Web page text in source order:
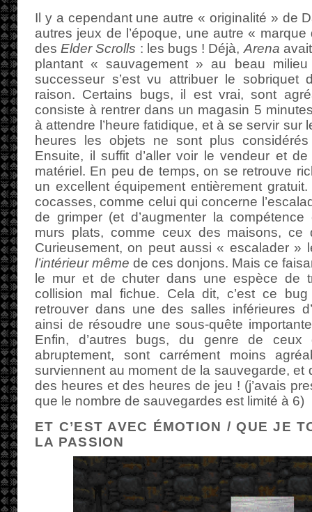
Il y a cependant une autre « originalité » de
autres jeux de l’époque, une autre «
des Elder Scrolls : les bugs ! Déjà, Arena
plantant « sauvagement » au beau
successeur s’est vu attribuer le sobriquet
raison. Certains bugs, il est vrai, sont
consiste à rentrer dans un magasin 5
à attendre l’heure fatidique, et à se servir sur
heures les objets ne sont plus
Ensuite, il suffit d’aller voir le vendeur et
matériel. En peu de temps, on se retrouve
un excellent équipement entièrement
cocasses, comme celui qui concerne
de grimper (et d’augmenter la
murs plats, comme ceux des maisons, ce
Curieusement, on peut aussi « escalader
l’intérieur même de ces donjons. Mais ce
le mur et de chuter dans une espèce de
collision mal fichue. Cela dit, c’est ce
retrouver dans une des salles inférieures
ainsi de résoudre une sous-quête
Enfin, d’autres bugs, du genre de
abruptement, sont carrément moins
surviennent au moment de la sauvegarde, et
des heures et des heures de jeu ! (j’avais
que le nombre de sauvegardes est limité à 6)
ET C’EST AVEC ÉMOTION / QUE JE
LA PASSION